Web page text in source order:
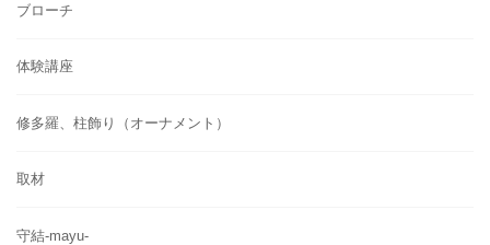
ブローチ
体験講座
修多羅、柱飾り（オーナメント）
取材
守結-mayu-